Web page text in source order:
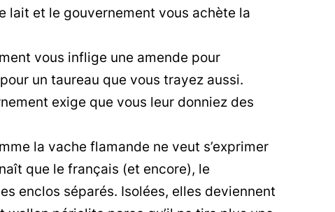
lait et le gouvernement vous achète la
vous inflige une amende pour
un taureau que vous trayez aussi.
exige que vous leur donniez des
la vache flamande ne veut s’exprimer
que le français (et encore), le
enclos séparés. Isolées, elles deviennent